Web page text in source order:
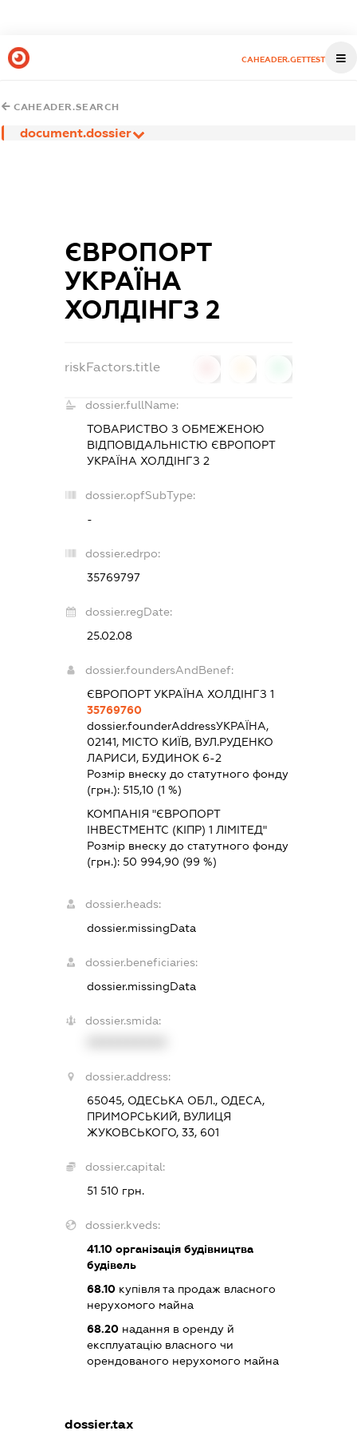
CAHEADER.GETTEST
CAHEADER.SEARCH
document.dossier
ЄВРОПОРТ
УКРАЇНА
ХОЛДІНГЗ 2
riskFactors.title
dossier.fullName:
ТОВАРИСТВО З ОБМЕЖЕНОЮ
ВІДПОВІДАЛЬНІСТЮ ЄВРОПОРТ
УКРАЇНА ХОЛДІНГЗ 2
dossier.opfSubType:
-
dossier.edrpo:
35769797
dossier.regDate:
25.02.08
dossier.foundersAndBenef:
ЄВРОПОРТ УКРАЇНА ХОЛДІНГЗ 1
35769760
dossier.founderAddressУКРАЇНА,
02141, МІСТО КИЇВ, ВУЛ.РУДЕНКО
ЛАРИСИ, БУДИНОК 6-2
Розмір внеску до статутного фонду
(грн.): 515,10 (1 %)
КОМПАНІЯ "ЄВРОПОРТ
ІНВЕСТМЕНТС (КІПР) 1 ЛІМІТЕД"
Розмір внеску до статутного фонду
(грн.): 50 994,90 (99 %)
dossier.heads:
dossier.missingData
dossier.beneficiaries:
dossier.missingData
dossier.smida:
dossier.address:
65045, ОДЕСЬКА ОБЛ., ОДЕСА,
ПРИМОРСЬКИЙ, ВУЛИЦЯ
ЖУКОВСЬКОГО, 33, 601
dossier.capital:
51 510 грн.
dossier.kveds:
41.10організація будівництва
будівель
68.10купівля та продаж власного
нерухомого майна
68.20надання в оренду й
експлуатацію власного чи
орендованого нерухомого майна
dossier.tax